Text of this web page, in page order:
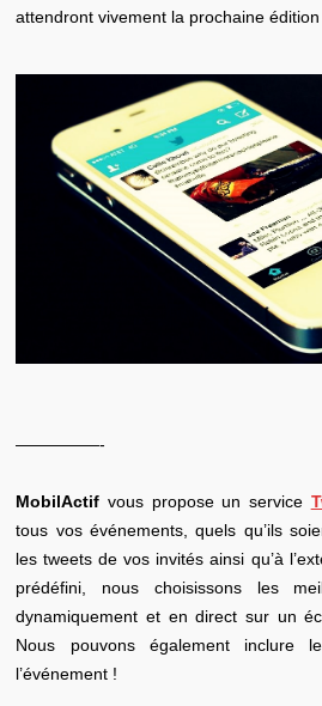
attendront vivement la prochaine édition
—————-
MobilActif vous propose un service
tous vos événements, quels qu’ils
les tweets de vos invités ainsi qu’à
prédéfini, nous choisissons les
dynamiquement et en direct sur un
Nous pouvons également inclure
l’événement !